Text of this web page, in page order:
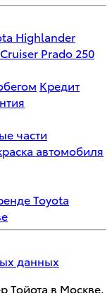
Highlander
Prado 250
Кредит
части
автомобиля
Toyota
данных
Тойота в Москве.